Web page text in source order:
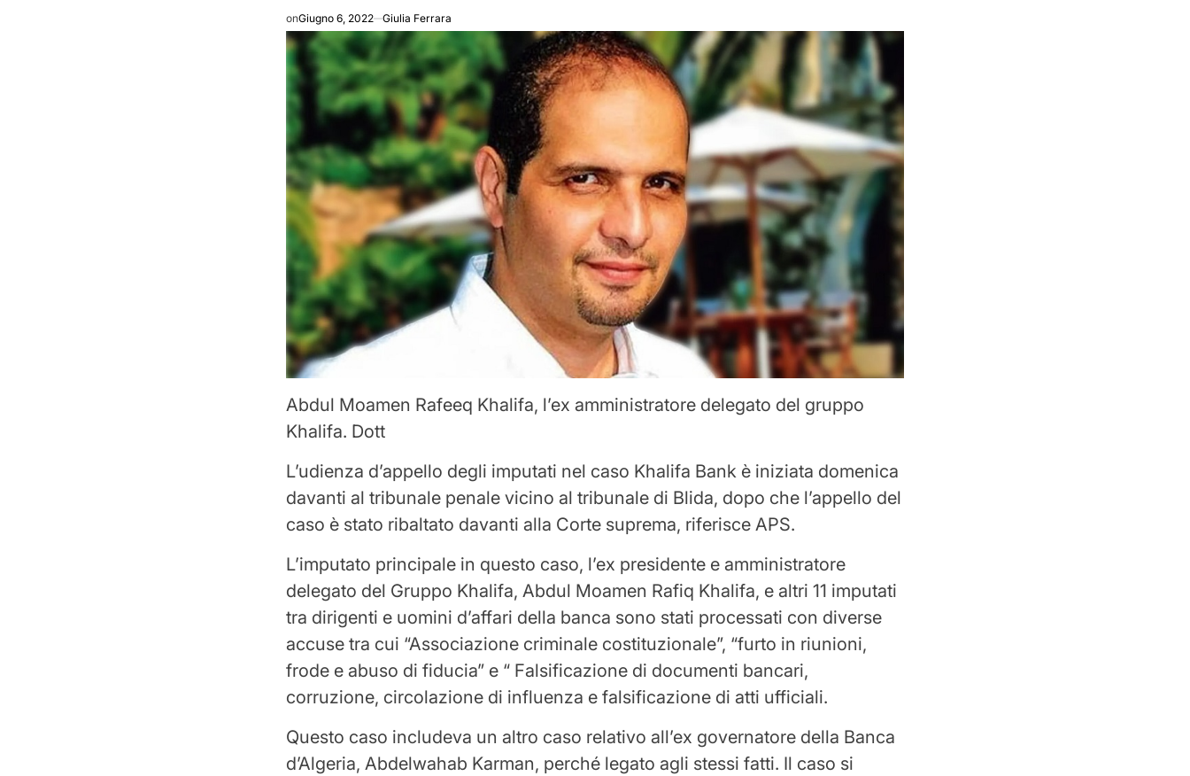
onGiugno 6, 2022 Giulia Ferrara
Abdul Moamen Rafeeq Khalifa, l’ex amministratore delegato del gruppo
Khalifa. Dott
L’udienza d’appello degli imputati nel caso Khalifa Bank è iniziata domenica
davanti al tribunale penale vicino al tribunale di Blida, dopo che l’appello del
caso è stato ribaltato davanti alla Corte suprema, riferisce APS.
L’imputato principale in questo caso, l’ex presidente e amministratore
delegato del Gruppo Khalifa, Abdul Moamen Rafiq Khalifa, e altri 11 imputati
tra dirigenti e uomini d’affari della banca sono stati processati con diverse
accuse tra cui “Associazione criminale costituzionale”, “furto in riunioni,
frode e abuso di fiducia” e “ Falsificazione di documenti bancari,
corruzione, circolazione di influenza e falsificazione di atti ufficiali.
Questo caso includeva un altro caso relativo all’ex governatore della Banca
d’Algeria, Abdelwahab Karman, perché legato agli stessi fatti. Il caso si